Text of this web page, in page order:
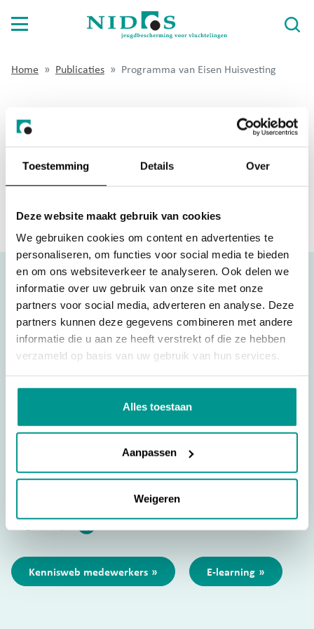
Toestemming Details Over
Deze website maakt gebruik van cookies
We gebruiken cookies om content en advertenties te
personaliseren, om functies voor social media te bieden
en om ons websiteverkeer te analyseren. Ook delen we
informatie over uw gebruik van onze site met onze
partners voor social media, adverteren en analyse. Deze
partners kunnen deze gegevens combineren met andere
informatie die u aan ze heeft verstrekt of die ze hebben
verzameld op basis van uw gebruik van hun services.
Alles toestaan
Aanpassen
Weigeren
Wat doet Nidos
Werken bij Nidos
Publicaties
Contact
Voor jongeren
Voor gemeenten
Cookies
Disclaimer
Home Publicaties Programma van Eisen Huisvesting
PROGRAMMA VAN EISEN
HUISVESTING
CENTRAAL NUMMER088 501 12 00
041 165 06 07.
Wat doet Nidos
Werken bij Nidos
FAQ's
Nieuws
Contact
Volg ons op
Kennisweb medewerkers E-learning